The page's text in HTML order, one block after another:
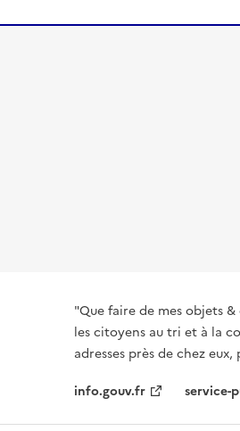
"Que faire de mes objets
les citoyens au tri et à la
adresses près de chez
info.gouv.fr
service-